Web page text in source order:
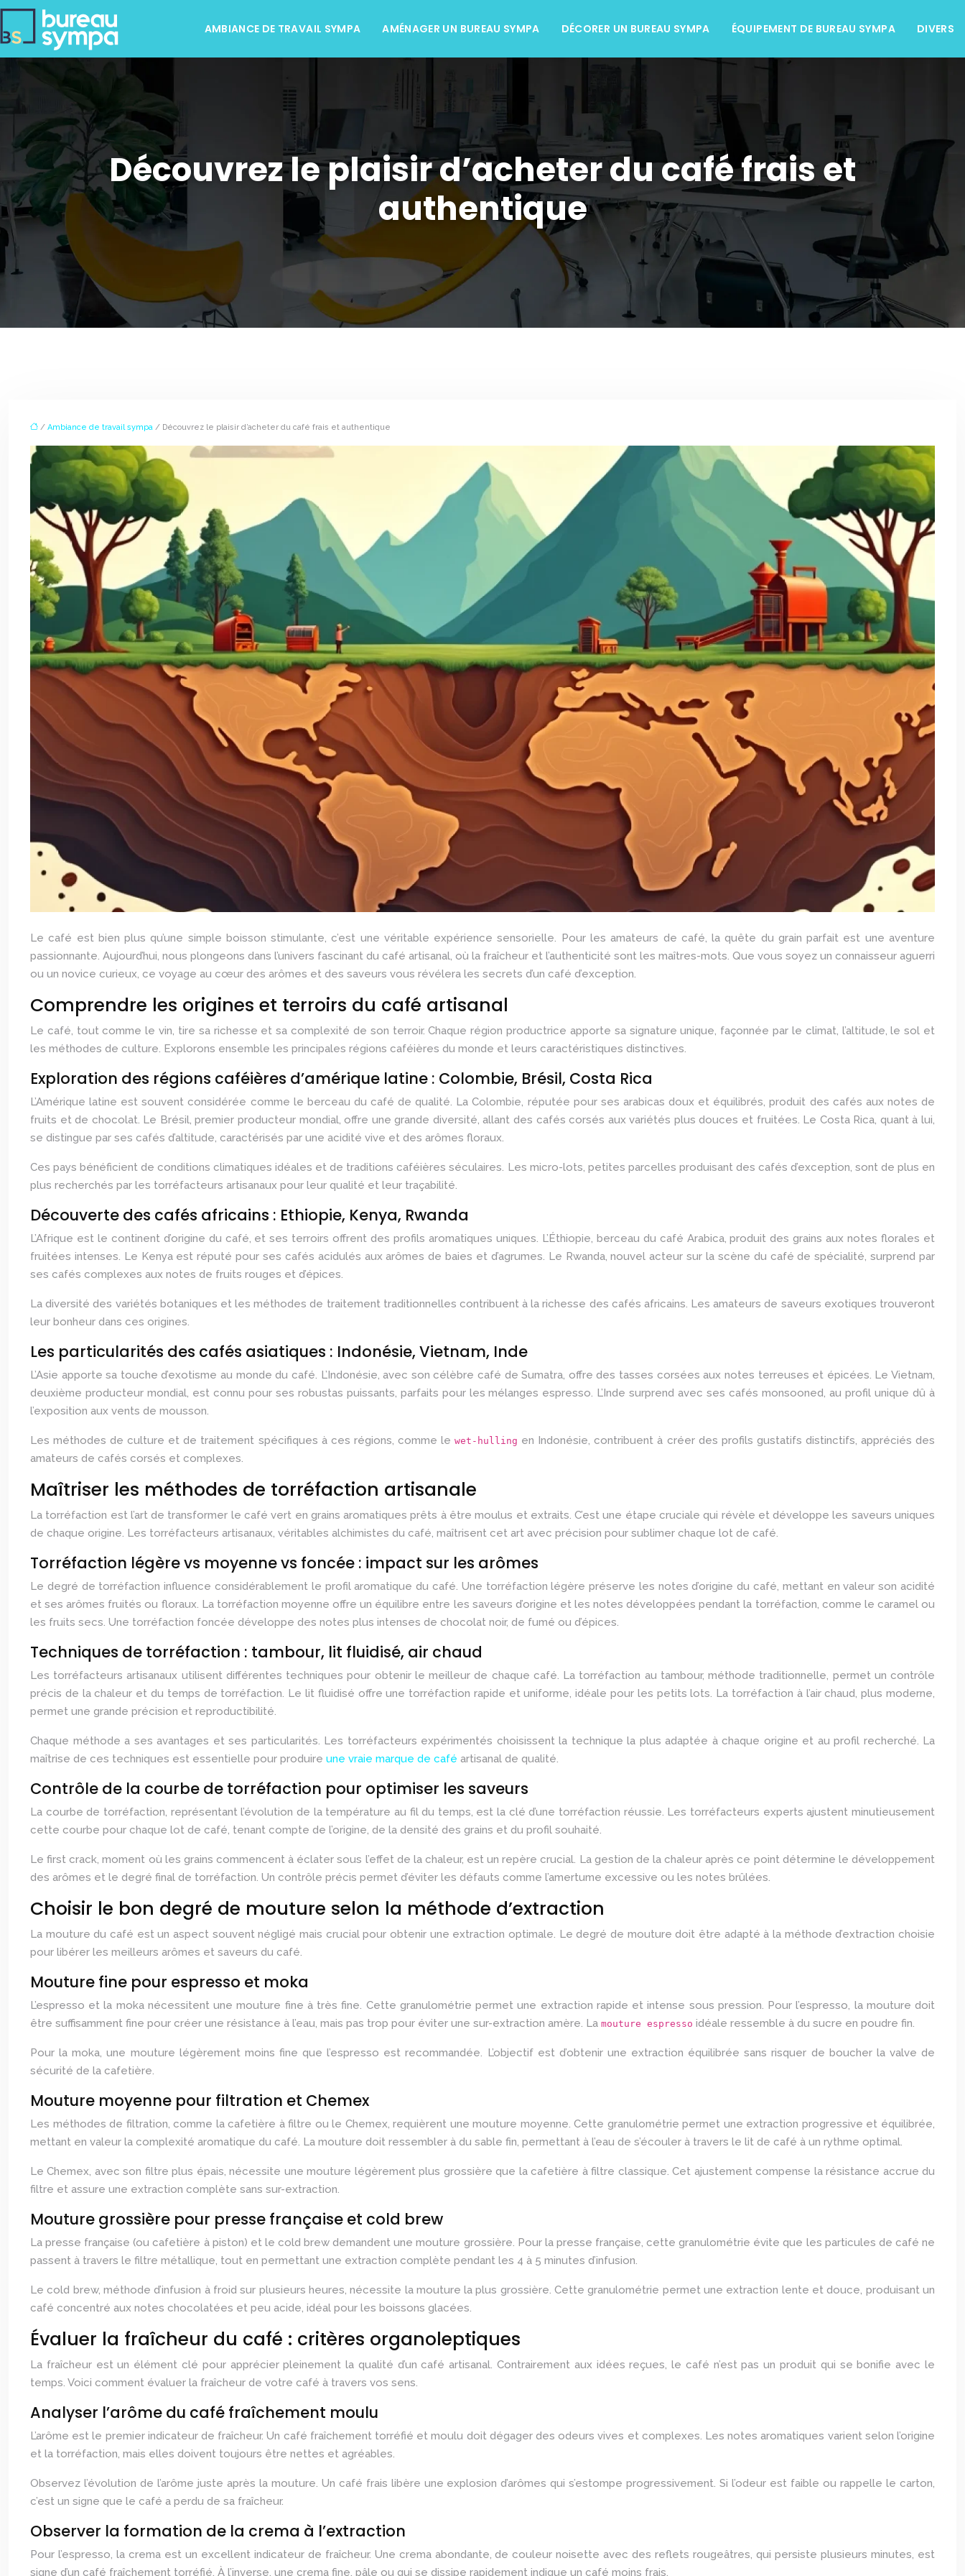
AMBIANCE DE TRAVAIL SYMPA AMÉNAGER UN BUREAU SYMPA DÉCORER UN BUREAU SYMPA ÉQUIPEMENT DE BUREAU SYMPA DIVERS
Découvrez le plaisir d’acheter du café frais et
authentique
/ Ambiance de travail sympa / Découvrez le plaisir d’acheter du café frais et authentique
Le café est bien plus qu’une simple boisson stimulante, c’est une véritable expérience sensorielle. Pour les amateurs de café, la quête du grain parfait est une aventure
passionnante. Aujourd’hui, nous plongeons dans l’univers fascinant du café artisanal, où la fraîcheur et l’authenticité sont les maîtres-mots. Que vous soyez un connaisseur aguerri
ou un novice curieux, ce voyage au cœur des arômes et des saveurs vous révélera les secrets d’un café d’exception.
Comprendre les origines et terroirs du café artisanal
Le café, tout comme le vin, tire sa richesse et sa complexité de son terroir. Chaque région productrice apporte sa signature unique, façonnée par le climat, l’altitude, le sol et
les méthodes de culture. Explorons ensemble les principales régions caféières du monde et leurs caractéristiques distinctives.
Exploration des régions caféières d’amérique latine : Colombie, Brésil, Costa Rica
L’Amérique latine est souvent considérée comme le berceau du café de qualité. La Colombie, réputée pour ses arabicas doux et équilibrés, produit des cafés aux notes de
fruits et de chocolat. Le Brésil, premier producteur mondial, offre une grande diversité, allant des cafés corsés aux variétés plus douces et fruitées. Le Costa Rica, quant à lui,
se distingue par ses cafés d’altitude, caractérisés par une acidité vive et des arômes floraux.
Ces pays bénéficient de conditions climatiques idéales et de traditions caféières séculaires. Les micro-lots, petites parcelles produisant des cafés d’exception, sont de plus en
plus recherchés par les torréfacteurs artisanaux pour leur qualité et leur traçabilité.
Découverte des cafés africains : Ethiopie, Kenya, Rwanda
L’Afrique est le continent d’origine du café, et ses terroirs offrent des profils aromatiques uniques. L’Éthiopie, berceau du café Arabica, produit des grains aux notes florales et
fruitées intenses. Le Kenya est réputé pour ses cafés acidulés aux arômes de baies et d’agrumes. Le Rwanda, nouvel acteur sur la scène du café de spécialité, surprend par
ses cafés complexes aux notes de fruits rouges et d’épices.
La diversité des variétés botaniques et les méthodes de traitement traditionnelles contribuent à la richesse des cafés africains. Les amateurs de saveurs exotiques trouveront
leur bonheur dans ces origines.
Les particularités des cafés asiatiques : Indonésie, Vietnam, Inde
L’Asie apporte sa touche d’exotisme au monde du café. L’Indonésie, avec son célèbre café de Sumatra, offre des tasses corsées aux notes terreuses et épicées. Le Vietnam,
deuxième producteur mondial, est connu pour ses robustas puissants, parfaits pour les mélanges espresso. L’Inde surprend avec ses cafés monsooned, au profil unique dû à
l’exposition aux vents de mousson.
Les méthodes de culture et de traitement spécifiques à ces régions, comme lewet-hulling en Indonésie, contribuent à créer des profils gustatifs distinctifs, appréciés des
amateurs de cafés corsés et complexes.
Maîtriser les méthodes de torréfaction artisanale
La torréfaction est l’art de transformer le café vert en grains aromatiques prêts à être moulus et extraits. C’est une étape cruciale qui révèle et développe les saveurs uniques
de chaque origine. Les torréfacteurs artisanaux, véritables alchimistes du café, maîtrisent cet art avec précision pour sublimer chaque lot de café.
Torréfaction légère vs moyenne vs foncée : impact sur les arômes
Le degré de torréfaction influence considérablement le profil aromatique du café. Une torréfaction légère préserve les notes d’origine du café, mettant en valeur son acidité
et ses arômes fruités ou floraux. La torréfaction moyenne offre un équilibre entre les saveurs d’origine et les notes développées pendant la torréfaction, comme le caramel ou
les fruits secs. Une torréfaction foncée développe des notes plus intenses de chocolat noir, de fumé ou d’épices.
Techniques de torréfaction : tambour, lit fluidisé, air chaud
Les torréfacteurs artisanaux utilisent différentes techniques pour obtenir le meilleur de chaque café. La torréfaction au tambour, méthode traditionnelle, permet un contrôle
précis de la chaleur et du temps de torréfaction. Le lit fluidisé offre une torréfaction rapide et uniforme, idéale pour les petits lots. La torréfaction à l’air chaud, plus moderne,
permet une grande précision et reproductibilité.
Chaque méthode a ses avantages et ses particularités. Les torréfacteurs expérimentés choisissent la technique la plus adaptée à chaque origine et au profil recherché. La
maîtrise de ces techniques est essentielle pour produire une vraie marque de café artisanal de qualité.
Contrôle de la courbe de torréfaction pour optimiser les saveurs
La courbe de torréfaction, représentant l’évolution de la température au fil du temps, est la clé d’une torréfaction réussie. Les torréfacteurs experts ajustent minutieusement
cette courbe pour chaque lot de café, tenant compte de l’origine, de la densité des grains et du profil souhaité.
Le first crack, moment où les grains commencent à éclater sous l’effet de la chaleur, est un repère crucial. La gestion de la chaleur après ce point détermine le développement
des arômes et le degré final de torréfaction. Un contrôle précis permet d’éviter les défauts comme l’amertume excessive ou les notes brûlées.
Choisir le bon degré de mouture selon la méthode d’extraction
La mouture du café est un aspect souvent négligé mais crucial pour obtenir une extraction optimale. Le degré de mouture doit être adapté à la méthode d’extraction choisie
pour libérer les meilleurs arômes et saveurs du café.
Mouture fine pour espresso et moka
L’espresso et la moka nécessitent une mouture fine à très fine. Cette granulométrie permet une extraction rapide et intense sous pression. Pour l’espresso, la mouture doit
être suffisamment fine pour créer une résistance à l’eau, mais pas trop pour éviter une sur-extraction amère. La mouture espresso idéale ressemble à du sucre en poudre fin.
Pour la moka, une mouture légèrement moins fine que l’espresso est recommandée. L’objectif est d’obtenir une extraction équilibrée sans risquer de boucher la valve de
sécurité de la cafetière.
Mouture moyenne pour filtration et Chemex
Les méthodes de filtration, comme la cafetière à filtre ou le Chemex, requièrent une mouture moyenne. Cette granulométrie permet une extraction progressive et équilibrée,
mettant en valeur la complexité aromatique du café. La mouture doit ressembler à du sable fin, permettant à l’eau de s’écouler à travers le lit de café à un rythme optimal.
Le Chemex, avec son filtre plus épais, nécessite une mouture légèrement plus grossière que la cafetière à filtre classique. Cet ajustement compense la résistance accrue du
filtre et assure une extraction complète sans sur-extraction.
Mouture grossière pour presse française et cold brew
La presse française (ou cafetière à piston) et le cold brew demandent une mouture grossière. Pour la presse française, cette granulométrie évite que les particules de café ne
passent à travers le filtre métallique, tout en permettant une extraction complète pendant les 4 à 5 minutes d’infusion.
Le cold brew, méthode d’infusion à froid sur plusieurs heures, nécessite la mouture la plus grossière. Cette granulométrie permet une extraction lente et douce, produisant un
café concentré aux notes chocolatées et peu acide, idéal pour les boissons glacées.
Évaluer la fraîcheur du café : critères organoleptiques
La fraîcheur est un élément clé pour apprécier pleinement la qualité d’un café artisanal. Contrairement aux idées reçues, le café n’est pas un produit qui se bonifie avec le
temps. Voici comment évaluer la fraîcheur de votre café à travers vos sens.
Analyser l’arôme du café fraîchement moulu
L’arôme est le premier indicateur de fraîcheur. Un café fraîchement torréfié et moulu doit dégager des odeurs vives et complexes. Les notes aromatiques varient selon l’origine
et la torréfaction, mais elles doivent toujours être nettes et agréables.
Observez l’évolution de l’arôme juste après la mouture. Un café frais libère une explosion d’arômes qui s’estompe progressivement. Si l’odeur est faible ou rappelle le carton,
c’est un signe que le café a perdu de sa fraîcheur.
Observer la formation de la crema à l’extraction
Pour l’espresso, la crema est un excellent indicateur de fraîcheur. Une crema abondante, de couleur noisette avec des reflets rougeâtres, qui persiste plusieurs minutes, est
signe d’un café fraîchement torréfié. À l’inverse, une crema fine, pâle ou qui se dissipe rapidement indique un café moins frais.